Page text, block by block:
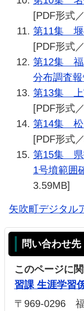
[PDF形式
第11集 堰
[PDF形式
第12集 福
分布調査
第13集 上
[PDF形式
第14集 松
[PDF形式
第15集
1号墳範囲
3.59MB]
矢吹町デジタル
問い合わせ先
このページに
習課 生涯学習
〒969-0296